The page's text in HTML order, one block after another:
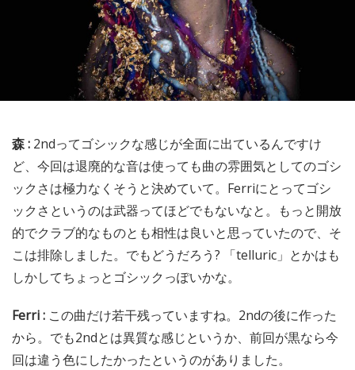
森 : 2ndってゴシックな感じが全面に出ているんですけ
ど、今回は退廃的な音は使っても曲の雰囲気としてのゴシ
ックさは極力なくそうと決めていて。Ferriにとってゴシ
ックさというのは武器ってほどでもないなと。もっと開放
的でクラブ的なものとも相性は良いと思っていたので、そ
こは排除しました。でもどうだろう? 「telluric」とかはも
しかしてちょっとゴシックっぽいかな。
Ferri : この曲だけ若干残っていますね。2ndの後に作った
から。でも2ndとは異質な感じというか、前回が黒なら今
回は違う色にしたかったというのがありました。